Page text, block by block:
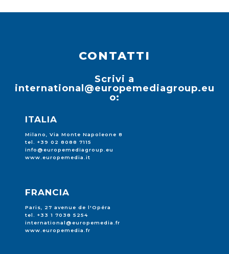
CONTATTI
Scrivi a
international@europemediagroup.eu
o:
ITALIA
Milano, Via Monte Napoleone 8
tel. +39 02 8088 7115
info@europemediagroup.eu
www.europemedia.it
FRANCIA
Paris, 27 avenue de l'Opéra
tel. +33 1 7038 5254
international@europemedia.fr
www.europemedia.fr